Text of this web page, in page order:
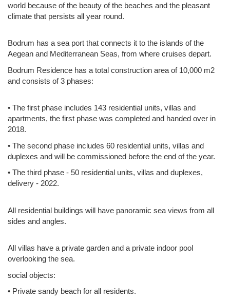
world because of the beauty of the beaches and the pleasant
climate that persists all year round.
Bodrum has a sea port that connects it to the islands of the
Aegean and Mediterranean Seas, from where cruises depart.
Bodrum Residence has a total construction area of 10,000 m2
and consists of 3 phases:
• The first phase includes 143 residential units, villas and
apartments, the first phase was completed and handed over in
2018.
• The second phase includes 60 residential units, villas and
duplexes and will be commissioned before the end of the year.
• The third phase - 50 residential units, villas and duplexes,
delivery - 2022.
All residential buildings will have panoramic sea views from all
sides and angles.
All villas have a private garden and a private indoor pool
overlooking the sea.
social objects:
• Private sandy beach for all residents.